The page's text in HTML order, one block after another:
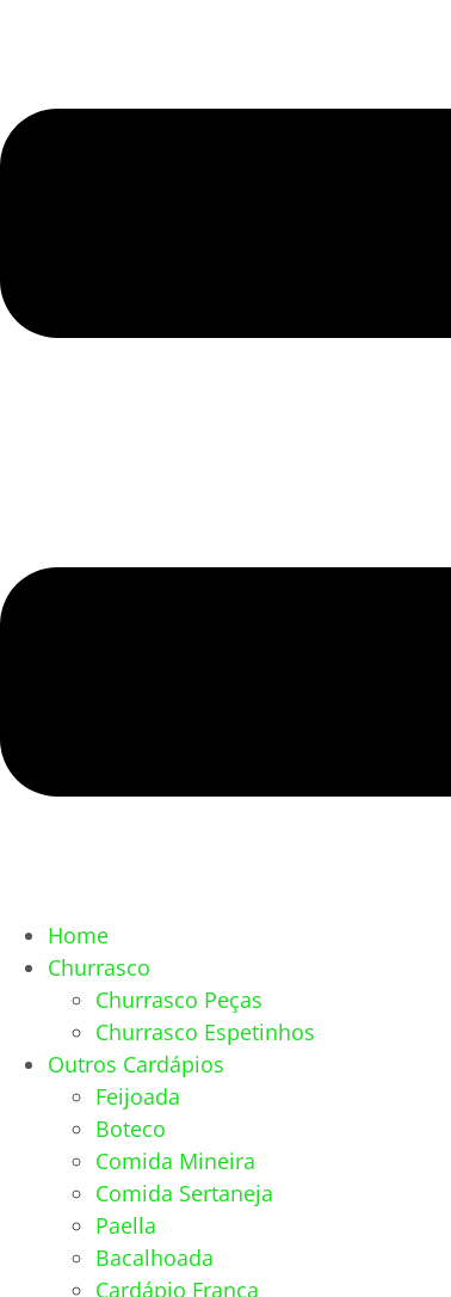
Home
Churrasco
Churrasco Peças
Churrasco Espetinhos
Outros Cardápios
Feijoada
Boteco
Comida Mineira
Comida Sertaneja
Paella
Bacalhoada
Cardápio França